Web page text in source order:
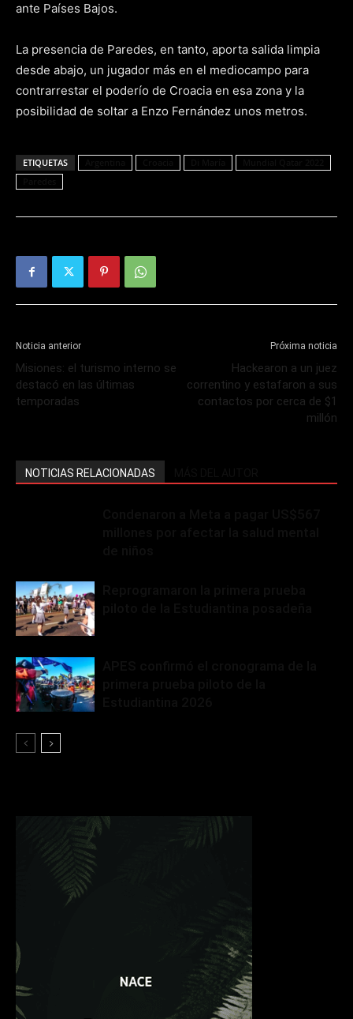
ante Países Bajos.
La presencia de Paredes, en tanto, aporta salida limpia
desde abajo, un jugador más en el mediocampo para
contrarrestar el poderío de Croacia en esa zona y la
posibilidad de soltar a Enzo Fernández unos metros.
ETIQUETAS
Noticia anterior
Misiones: el turismo interno se
destacó en las últimas
temporadas
Próxima noticia
Hackearon a un juez
correntino y estafaron a sus
contactos por cerca de $1
millón
NOTICIAS RELACIONADAS